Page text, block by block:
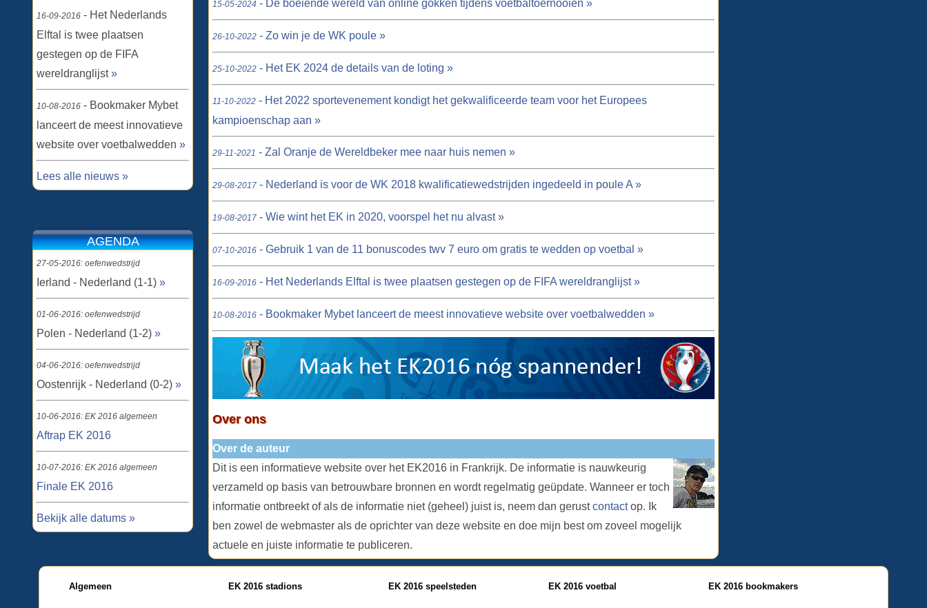
15-05-2024 - De boeiende wereld van online gokken tijdens voetbaltoernooien »
26-10-2022 - Zo win je de WK poule »
25-10-2022 - Het EK 2024 de details van de loting »
11-10-2022 - Het 2022 sportevenement kondigt het gekwalificeerde team voor het Europees
kampioenschap aan »
29-11-2021 - Zal Oranje de Wereldbeker mee naar huis nemen »
29-08-2017 - Nederland is voor de WK 2018 kwalificatiewedstrijden ingedeeld in poule A »
19-08-2017 - Wie wint het EK in 2020, voorspel het nu alvast »
07-10-2016 - Gebruik 1 van de 11 bonuscodes twv 7 euro om gratis te wedden op voetbal »
16-09-2016 - Het Nederlands Elftal is twee plaatsen gestegen op de FIFA wereldranglijst »
10-08-2016 - Bookmaker Mybet lanceert de meest innovatieve website over voetbalwedden »
Over ons
Over de auteur
Dit is een informatieve website over het EK2016 in Frankrijk. De informatie is nauwkeurig
verzameld op basis van betrouwbare bronnen en wordt regelmatig geüpdate. Wanneer er toch
informatie ontbreekt of als de informatie niet (geheel) juist is, neem dan gerustcontactop. Ik
ben zowel de webmaster als de oprichter van deze website en doe mijn best om zoveel mogelijk
actuele en juiste informatie te publiceren.
16-09-2016 - Het Nederlands
Elftal is twee plaatsen
gestegen op de FIFA
wereldranglijst»
10-08-2016 - Bookmaker Mybet
lanceert de meest innovatieve
website over voetbalwedden »
Lees alle nieuws »
AGENDA
27-05-2016: oefenwedstrijd
Ierland - Nederland (1-1) »
01-06-2016: oefenwedstrijd
Polen - Nederland (1-2) »
04-06-2016: oefenwedstrijd
Oostenrijk - Nederland (0-2) »
10-06-2016: EK 2016 algemeen
Aftrap EK 2016
10-07-2016: EK 2016 algemeen
Finale EK 2016
Bekijk alle datums »
Algemeen EK 2016 stadions EK 2016 speelsteden EK 2016 voetbal EK 2016 bookmakers